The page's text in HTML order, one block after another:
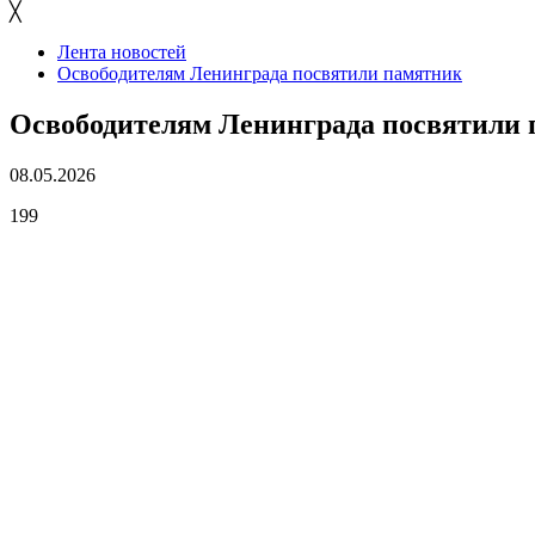
╳
Лента новостей
Освободителям Ленинграда посвятили памятник
Освободителям Ленинграда посвятили
08.05.2026
199